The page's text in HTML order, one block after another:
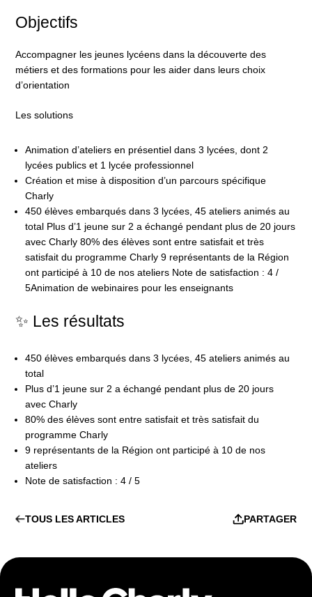
Objectifs
Accompagner les jeunes lycéens dans la découverte des
métiers et des formations pour les aider dans leurs choix
d’orientation
Les solutions
Animation d’ateliers en présentiel dans 3 lycées, dont 2
lycées publics et 1 lycée professionnel
Création et mise à disposition d’un parcours spécifique
Charly
450 élèves embarqués dans 3 lycées, 45 ateliers animés au
total Plus d’1 jeune sur 2 a échangé pendant plus de 20 jours
avec Charly 80% des élèves sont entre satisfait et très
satisfait du programme Charly 9 représentants de la Région
ont participé à 10 de nos ateliers Note de satisfaction : 4 /
5Animation de webinaires pour les enseignants
✨ Les résultats
450 élèves embarqués dans 3 lycées, 45 ateliers animés au
total
Plus d’1 jeune sur 2 a échangé pendant plus de 20 jours
avec Charly
80% des élèves sont entre satisfait et très satisfait du
programme Charly
9 représentants de la Région ont participé à 10 de nos
ateliers
Note de satisfaction : 4 / 5
TOUS LES ARTICLES PARTAGER
trouver mon métier